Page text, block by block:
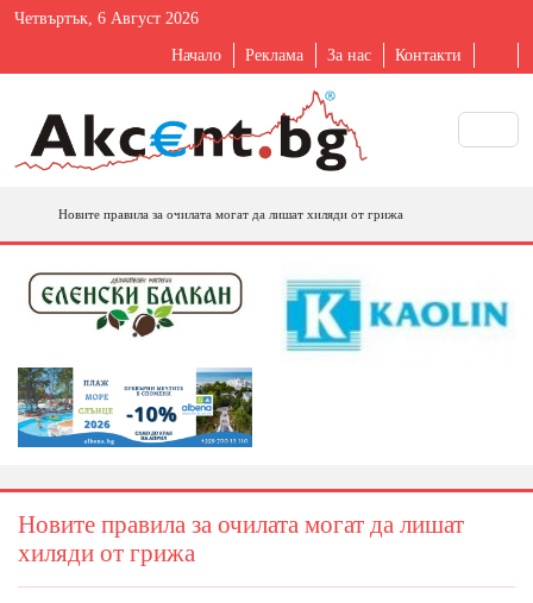
Четвъртък, 6 Август 2026
Начало Реклама За нас Контакти
Новите правила за очилата могат да лишат хиляди от грижа
Новите правила за очилата могат да лишат
хиляди от грижа